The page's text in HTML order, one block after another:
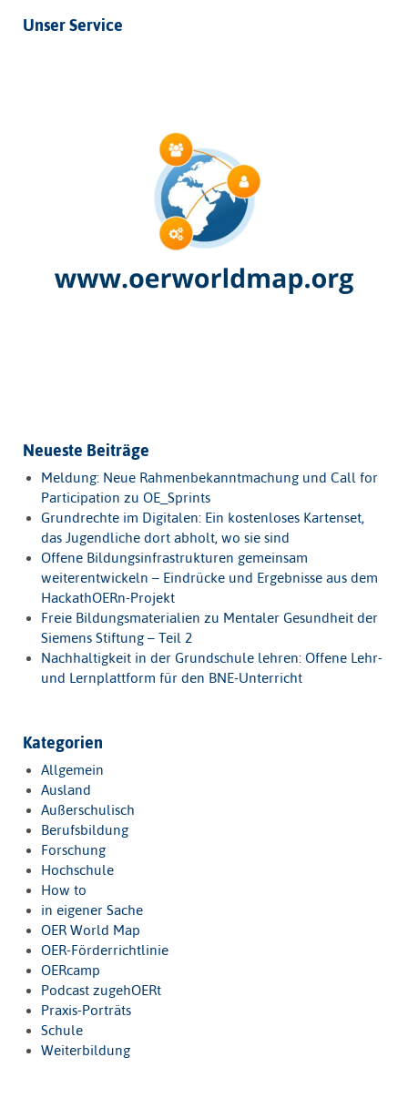
Unser Service
Neueste Beiträge
Meldung: Neue Rahmenbekanntmachung und Call for
Participation zu OE_Sprints
Grundrechte im Digitalen: Ein kostenloses Kartenset,
das Jugendliche dort abholt, wo sie sind
Offene Bildungsinfrastrukturen gemeinsam
weiterentwickeln – Eindrücke und Ergebnisse aus dem
HackathOERn-Projekt
Freie Bildungsmaterialien zu Mentaler Gesundheit der
Siemens Stiftung – Teil 2
Nachhaltigkeit in der Grundschule lehren: Offene Lehr-
und Lernplattform für den BNE-Unterricht
Kategorien
Allgemein
Ausland
Außerschulisch
Berufsbildung
Forschung
Hochschule
How to
in eigener Sache
OER World Map
OER-Förderrichtlinie
OERcamp
Podcast zugehOERt
Praxis-Porträts
Schule
Weiterbildung